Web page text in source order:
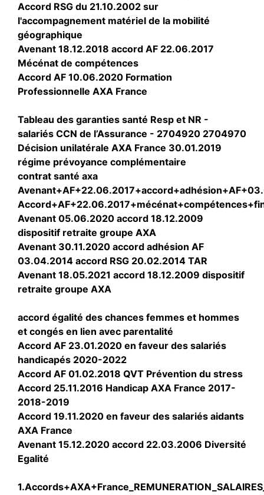
Accord RSG du 21.10.2002 sur
l'accompagnement matériel de la mobilité
géographique
Avenant 18.12.2018 accord AF 22.06.2017
Mécénat de compétences
Accord AF 10.06.2020 Formation
Professionnelle AXA France
Tableau des garanties santé Resp et NR -
salariés CCN de l’Assurance - 2704920 2704970
Décision unilatérale AXA France 30.01.2019
régime prévoyance complémentaire
contrat santé axa
Avenant 05.06.2020 accord 18.12.2009
dispositif retraite groupe AXA
Avenant 30.11.2020 accord adhésion AF
03.04.2014 accord RSG 20.02.2014 TAR
Avenant 18.05.2021 accord 18.12.2009 dispositif
retraite groupe AXA
accord égalité des chances femmes et hommes
et congés en lien avec parentalité
Accord AF 23.01.2020 en faveur des salariés
handicapés 2020-2022
Accord AF 01.02.2018 QVT Prévention du stress
Accord 25.11.2016 Handicap AXA France 2017-
2018-2019
Accord 19.11.2020 en faveur des salariés aidants
AXA France
Avenant 15.12.2020 accord 22.03.2006 Diversité
Egalité